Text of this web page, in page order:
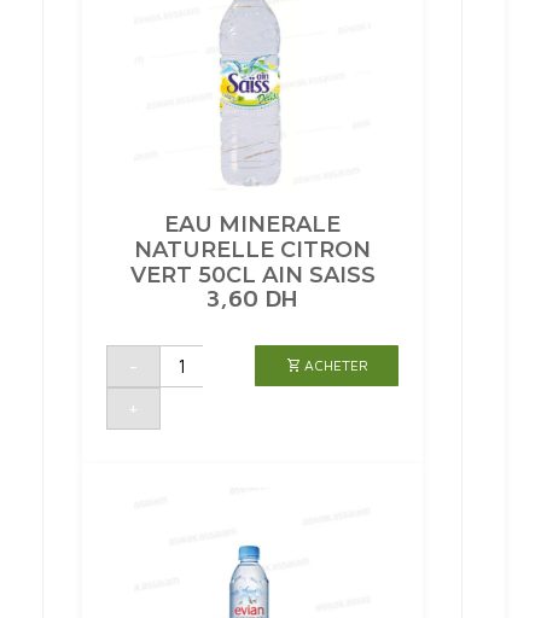
EAU MINERALE
NATURELLE CITRON
VERT 50CL AIN SAISS
3,60 DH
-
quantité
EAU
CITRON
+
ACHETER